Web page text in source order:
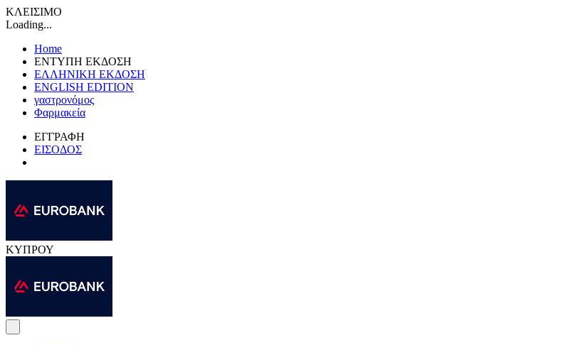
ΚΛΕΙΣΙΜΟ
Loading...
Home
ΕΝΤΥΠΗ ΕΚΔΟΣΗ
ΕΛΛΗΝΙΚΗ ΕΚΔΟΣΗ
ENGLISH EDITION
γαστρονόμος
Φαρμακεία
ΕΓΓΡΑΦΗ
ΕΙΣΟΔΟΣ
ΚΥΠΡΟΥ